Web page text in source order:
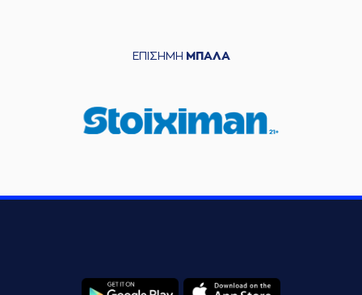
ΕΠΙΣΗΜΗ ΜΠΑΛΑ